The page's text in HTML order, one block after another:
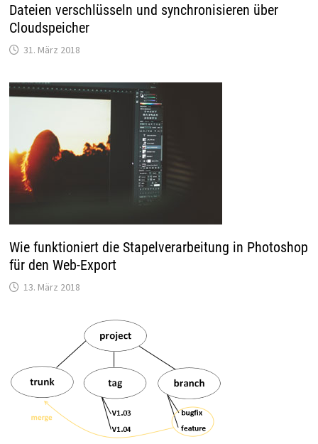
Dateien verschlüsseln und synchronisieren über
Cloudspeicher
31. März 2018
Wie funktioniert die Stapelverarbeitung in Photoshop
für den Web-Export
13. März 2018